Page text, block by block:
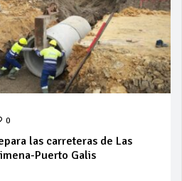
0
las carreteras de Las
Puerto Galis